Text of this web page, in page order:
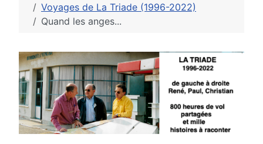
Voyages de La Triade (1996-2022)
Quand les anges...
Détails